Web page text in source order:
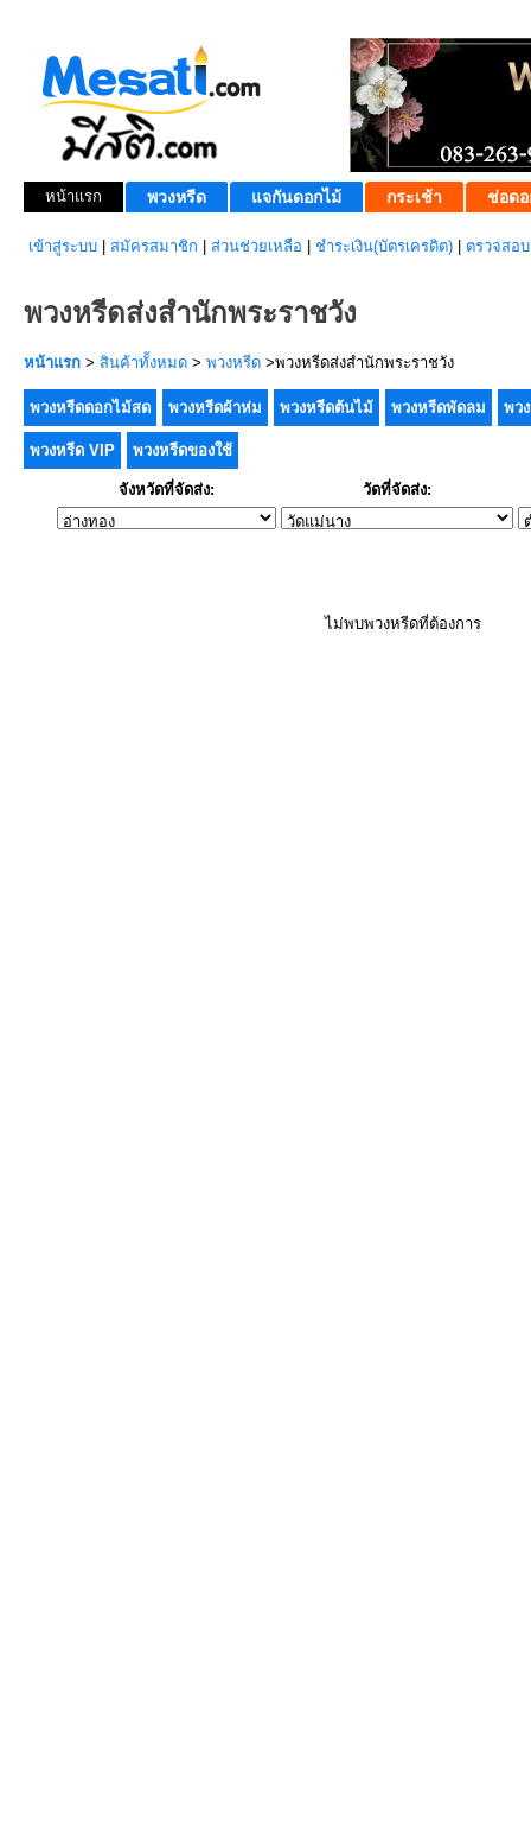
หน้าแรก พวงหรีด แจกันดอกไม้ กระเช้า ช่อดอ
เข้าสู่ระบบ สมัครสมาชิก ส่วนช่วยเหลือ ชำระเงิน(บัตรเครดิต) ตรวจสอ
พวงหรีดส่งสำนักพระราชวัง
หน้าแรก > สินค้าทั้งหมด > พวงหรีด >พวงหรีดส่งสำนักพระราชวัง
พวงหรีดดอกไม้สด พวงหรีดผ้าห่ม พวงหรีดต้นไม้ พวงหรีดพัดลม พว
พวงหรีด VIP พวงหรีดของใช้
จังหวัดที่จัดส่ง: วัดที่จัดส่ง:
ไม่พบพวงหรีดที่ต้องการ